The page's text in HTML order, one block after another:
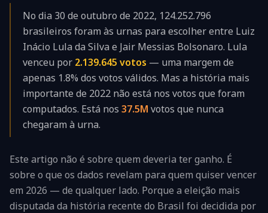
No dia 30 de outubro de 2022, 124.252.796
brasileiros foram às urnas para escolher entre Luiz
Inácio Lula da Silva e Jair Messias Bolsonaro. Lula
venceu por 2.139.645 votos — uma margem de
apenas 1.8% dos votos válidos. Mas a história mais
importante de 2022 não está nos votos que foram
computados. Está nos 37.5M votos que nunca
chegaram à urna.
Este artigo não é sobre quem deveria ter ganho. É
sobre o que os dados revelam para quem quiser vencer
em 2026 — de qualquer lado. Porque a eleição mais
disputada da história recente do Brasil foi decidida por